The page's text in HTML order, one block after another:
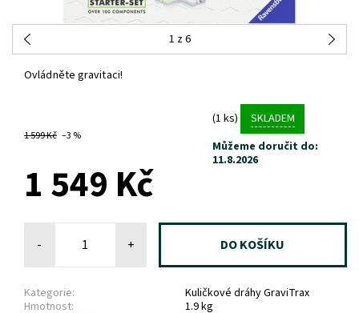
1 z 6
Ovládněte gravitaci!
1 599 Kč –3 %
(1 ks)
SKLADEM
Můžeme doručit do:
11.8.2026
1 549 Kč
- +
Kategorie:
Kuličkové dráhy GraviTrax
Hmotnost:
1.9 kg